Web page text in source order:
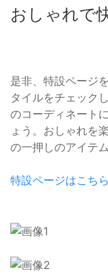
おしゃれで
是非、特設ページ
タイルをチェック
のコーディネート
ょう。おしゃれを
の一押しのアイテ
特設ページはこちら